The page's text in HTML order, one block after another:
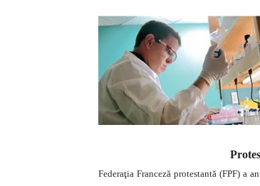
Federaţia Franceză protestantă (FPF) a